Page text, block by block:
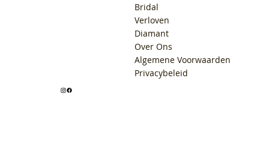
Bridal
Verloven
Diamant
Over Ons
Algemene Voorwaarden
Privacybeleid